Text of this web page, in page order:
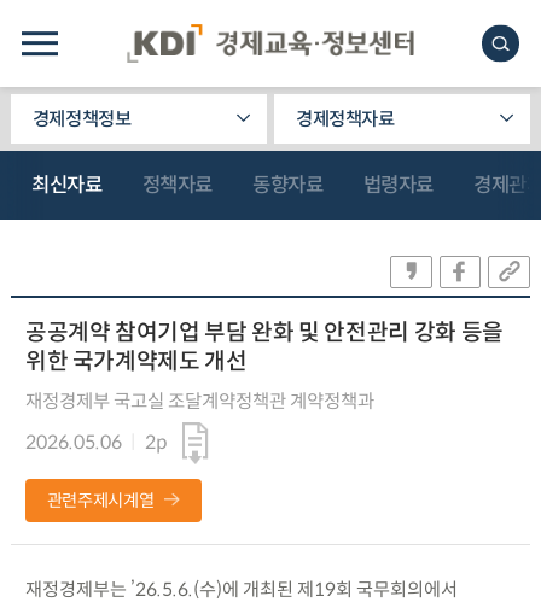
경제정책정보 경제정책자료
최신자료 정책자료 동향자료 법령자료 경제관
공공계약 참여기업 부담 완화 및 안전관리 강화 등을
위한 국가계약제도 개선
재정경제부 국고실 조달계약정책관 계약정책과
2026.05.06
2p
관련주제시계열
재정경제부는 ’26.5.6.(수)에 개최된 제19회 국무회의에서